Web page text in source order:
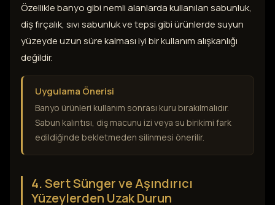
Özellikle banyo gibi nemli alanlarda kullanılan sabunluk,
diş fırçalık, sıvı sabunluk ve tepsi gibi ürünlerde suyun
yüzeyde uzun süre kalması iyi bir kullanım alışkanlığı
değildir.
Uygulama Önerisi
Banyo ürünleri kullanım sonrası kuru bırakılmalıdır.
Sabun kalıntısı, diş macunu izi veya su birikimi fark
edildiğinde bekletmeden silinmesi önerilir.
4. Sert Sünger ve Aşındırıcı
Yüzeylerden Uzak Durun